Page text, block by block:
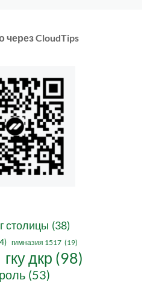
CloudTips
столицы (38)
гимназия 1517 (19)
гку дкр (98)
(53)